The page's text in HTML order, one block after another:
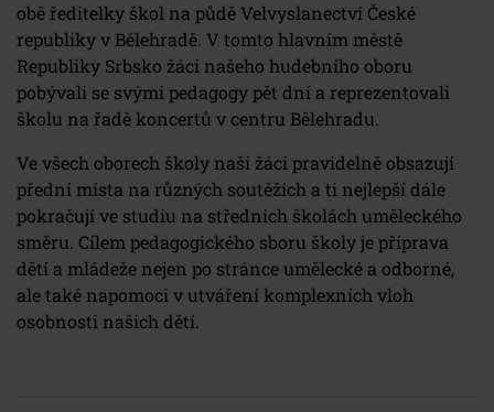
obě ředitelky škol na půdě Velvyslanectví České
republiky v Bělehradě. V tomto hlavním městě
Republiky Srbsko žáci našeho hudebního oboru
pobývali se svými pedagogy pět dní a reprezentovali
školu na řadě koncertů v centru Bělehradu.
Ve všech oborech školy naši žáci pravidelně obsazují
přední místa na různých soutěžích a ti nejlepší dále
pokračují ve studiu na středních školách uměleckého
směru. Cílem pedagogického sboru školy je příprava
dětí a mládeže nejen po stránce umělecké a odborné,
ale také napomoci v utváření komplexních vloh
osobnosti našich dětí.